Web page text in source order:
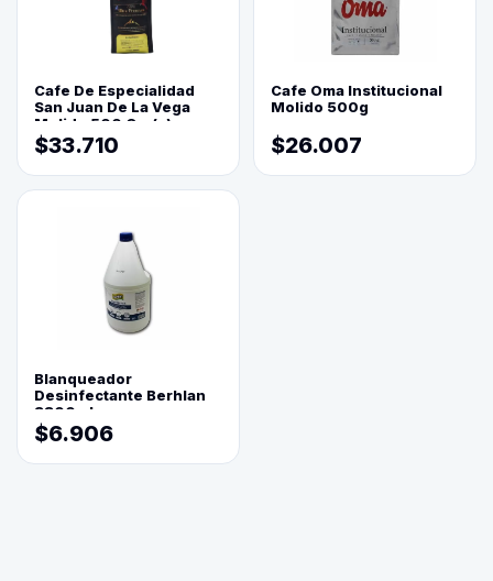
Cafe De Especialidad
San Juan De La Vega
Molido 500 Grs(=)
$33.710
Cafe Oma Institucional
Molido 500g
$26.007
Blanqueador
Desinfectante Berhlan
3800ml
$6.906